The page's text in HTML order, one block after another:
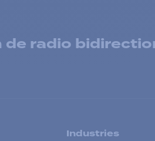
radio
Industries